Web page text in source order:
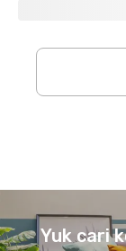
Yuk cari